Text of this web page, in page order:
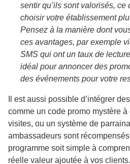
sentir qu’ils sont valorisés, ce
choisir votre établissement
Pensez à la manière dont
ces avantages, par exemple
SMS qui ont un taux de
idéal pour annoncer des
des événements pour votre
Il est aussi possible d’intégrer
comme un code promo mystère
visites, ou un système de
ambassadeurs sont
programme soit simple à
réelle valeur ajoutée à vos clients.